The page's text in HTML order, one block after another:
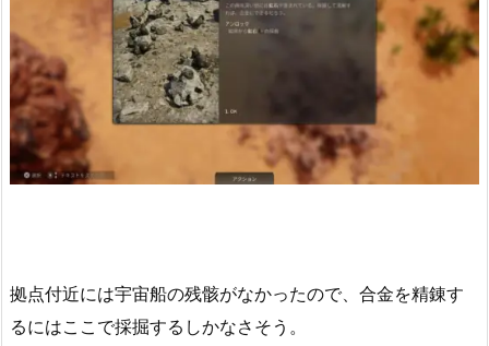
拠点付近には宇宙船の残骸がなかったので、合金を精錬す
るにはここで採掘するしかなさそう。